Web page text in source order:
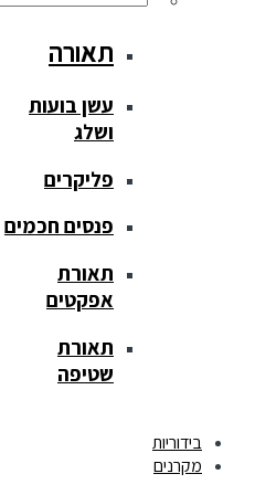
תאורה
עשן בועות
ושלג
פליקרים
פנסים חכמים
תאורת
אפקטים
תאורת
שטיפה
בידוריות
מקרנים